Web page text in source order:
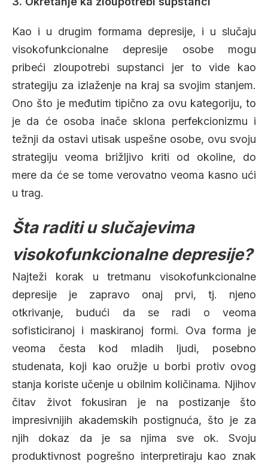
Kao i u drugim formama depresije, i u slučaju
visokofunkcionalne depresije osobe mogu
pribeći zloupotrebi supstanci jer to vide kao
strategiju za izlaženje na kraj sa svojim stanjem.
Ono što je međutim tipično za ovu kategoriju, to
je da će osoba inače sklona perfekcionizmu i
težnji da ostavi utisak uspešne osobe, ovu svoju
strategiju veoma brižljivo kriti od okoline, do
mere da će se tome verovatno veoma kasno ući
u trag.
Šta raditi u slučajevima
visokofunkcionalne depresije?
Najteži korak u tretmanu visokofunkcionalne
depresije je zapravo onaj prvi, tj. njeno
otkrivanje, budući da se radi o veoma
sofisticiranoj i maskiranoj formi. Ova forma je
veoma česta kod mladih ljudi, posebno
studenata, koji kao oružje u borbi protiv ovog
stanja koriste učenje u obilnim količinama. Njihov
čitav život fokusiran je na postizanje što
impresivnijih akademskih postignuća, što je za
njih dokaz da je sa njima sve ok. Svoju
produktivnost pogrešno interpretiraju kao znak